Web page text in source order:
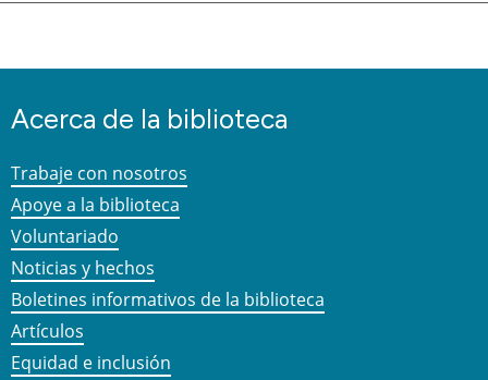
Acerca de la biblioteca
Trabaje con nosotros
Apoye a la biblioteca
Voluntariado
Noticias y hechos
Boletines informativos de la biblioteca
Artículos
Equidad e inclusión